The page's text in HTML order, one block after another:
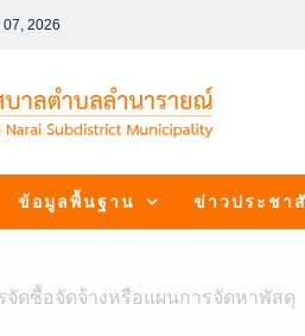
2026
ข้อมูลพื้นฐาน ข่าวประชา
จัดซื้อจัดจ้างหรือแผนการจัดหาพัสดุ